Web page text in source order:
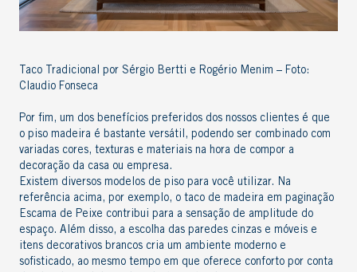
Taco Tradicional por Sérgio Bertti e Rogério Menim – Foto:
Claudio Fonseca
Por fim, um dos benefícios preferidos dos nossos clientes é que
o piso madeira é bastante versátil , podendo ser combinado com
variadas cores, texturas e materiais na hora de compor a
decoração da casa ou empresa.
Existem diversos modelos de piso para você utilizar. Na
referência acima, por exemplo, o taco de madeira em paginação
Escama de Peixe contribui para a sensação de amplitude do
espaço. Além disso, a escolha das paredes cinzas e móveis e
itens decorativos brancos cria um ambiente moderno e
sofisticado, ao mesmo tempo em que oferece conforto por conta